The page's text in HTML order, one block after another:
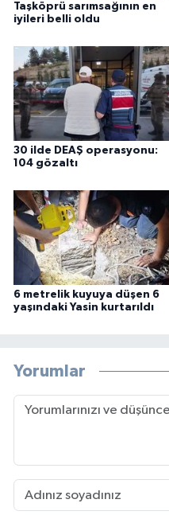
Taşköprü sarımsağının en
iyileri belli oldu
30 ilde DEAŞ operasyonu:
104 gözaltı
6 metrelik kuyuya düşen 6
yaşındaki Yasin kurtarıldı
Yorumlar